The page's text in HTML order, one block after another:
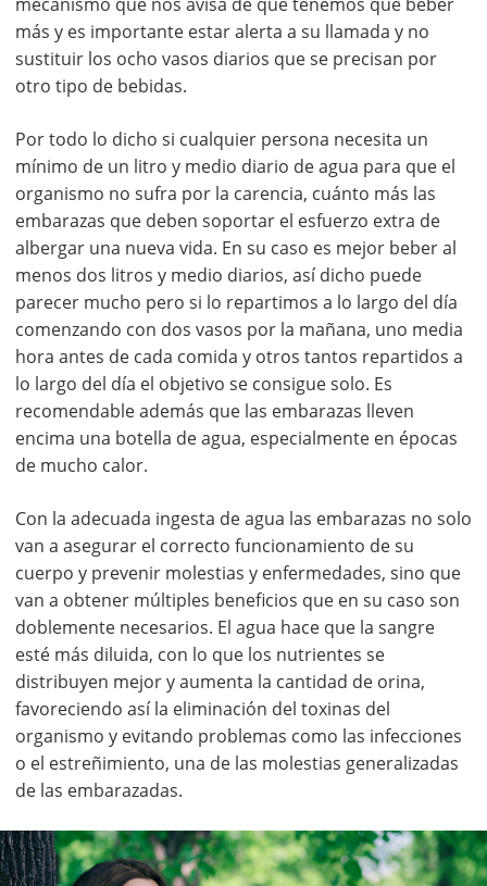
más y es importante estar alerta a su llamada y no
sustituir los ocho vasos diarios que se precisan por
otro tipo de bebidas.
Por todo lo dicho si cualquier persona necesita un
mínimo de un litro y medio diario de agua para que el
organismo no sufra por la carencia, cuánto más las
embarazas que deben soportar el esfuerzo extra de
albergar una nueva vida. En su caso es mejor beber al
menos dos litros y medio diarios, así dicho puede
parecer mucho pero si lo repartimos a lo largo del día
comenzando con dos vasos por la mañana, uno media
hora antes de cada comida y otros tantos repartidos a
lo largo del día el objetivo se consigue solo. Es
recomendable además que las embarazas lleven
encima una botella de agua, especialmente en épocas
de mucho calor.
Con la adecuada ingesta de agua las embarazas no solo
van a asegurar el correcto funcionamiento de su
cuerpo y prevenir molestias y enfermedades, sino que
van a obtener múltiples beneficios que en su caso son
doblemente necesarios. El agua hace que la sangre
esté más diluida, con lo que los nutrientes se
distribuyen mejor y aumenta la cantidad de orina,
favoreciendo así la eliminación del toxinas del
organismo y evitando problemas como las infecciones
o el estreñimiento, una de las molestias generalizadas
de las embarazadas.